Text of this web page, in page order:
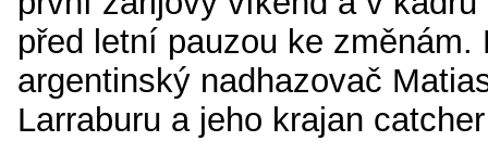
před letní pauzou ke změnám.
argentinský nadhazovač
Larraburu a jeho krajan